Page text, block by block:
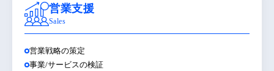
営業支援
Sales
営業戦略の策定
事業/サービスの検証